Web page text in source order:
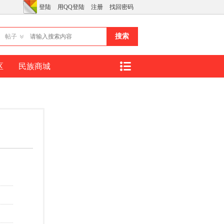
登陆 用QQ登陆 注册 找回密码
帖子 搜索
民族商城